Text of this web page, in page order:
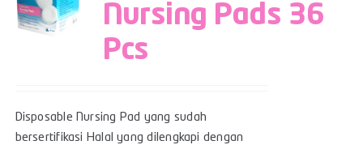
Nursing Pads 36
Pcs
Disposable Nursing Pad yang sudah
bersertifikasi Halal yang dilengkapi dengan